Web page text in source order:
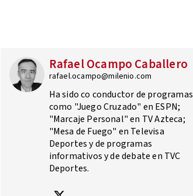
Rafael Ocampo Caballero
rafael.ocampo@milenio.com
Ha sido co conductor de programas
como "Juego Cruzado" en ESPN;
"Marcaje Personal" en TV Azteca;
"Mesa de Fuego" en Televisa
Deportes y de programas
informativos y de debate en TVC
Deportes.